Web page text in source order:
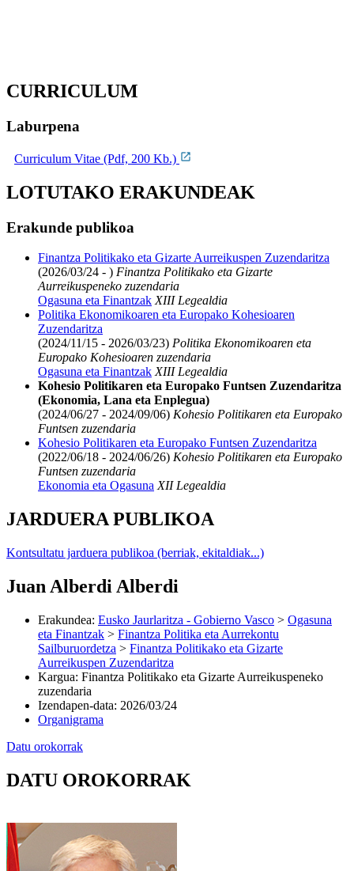
CURRICULUM
Laburpena
Curriculum Vitae (Pdf, 200 Kb.)
LOTUTAKO ERAKUNDEAK
Erakunde publikoa
Finantza Politikako eta Gizarte Aurreikuspen Zuzendaritza
(2026/03/24 - ) Finantza Politikako eta Gizarte
Aurreikuspeneko zuzendaria
Ogasuna eta Finantzak XIII Legealdia
Politika Ekonomikoaren eta Europako Kohesioaren
Zuzendaritza
(2024/11/15 - 2026/03/23) Politika Ekonomikoaren eta
Europako Kohesioaren zuzendaria
Ogasuna eta Finantzak XIII Legealdia
Kohesio Politikaren eta Europako Funtsen Zuzendaritza
(Ekonomia, Lana eta Enplegua)
(2024/06/27 - 2024/09/06) Kohesio Politikaren eta Europako
Funtsen zuzendaria
Kohesio Politikaren eta Europako Funtsen Zuzendaritza
(2022/06/18 - 2024/06/26) Kohesio Politikaren eta Europako
Funtsen zuzendaria
Ekonomia eta Ogasuna XII Legealdia
JARDUERA PUBLIKOA
Kontsultatu jarduera publikoa (berriak, ekitaldiak...)
Juan Alberdi Alberdi
Erakundea: Eusko Jaurlaritza - Gobierno Vasco > Ogasuna
eta Finantzak > Finantza Politika eta Aurrekontu
Sailburuordetza > Finantza Politikako eta Gizarte
Aurreikuspen Zuzendaritza
Kargua: Finantza Politikako eta Gizarte Aurreikuspeneko
zuzendaria
Izendapen-data: 2026/03/24
Organigrama
Datu orokorrak
DATU OROKORRAK